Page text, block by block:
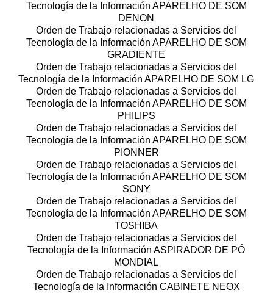
Tecnología de la Información APARELHO DE SOM
DENON
Orden de Trabajo relacionadas a Servicios del
Tecnología de la Información APARELHO DE SOM
GRADIENTE
Orden de Trabajo relacionadas a Servicios del
Tecnología de la Información APARELHO DE SOM LG
Orden de Trabajo relacionadas a Servicios del
Tecnología de la Información APARELHO DE SOM
PHILIPS
Orden de Trabajo relacionadas a Servicios del
Tecnología de la Información APARELHO DE SOM
PIONNER
Orden de Trabajo relacionadas a Servicios del
Tecnología de la Información APARELHO DE SOM
SONY
Orden de Trabajo relacionadas a Servicios del
Tecnología de la Información APARELHO DE SOM
TOSHIBA
Orden de Trabajo relacionadas a Servicios del
Tecnología de la Información ASPIRADOR DE PÓ
MONDIAL
Orden de Trabajo relacionadas a Servicios del
Tecnología de la Información CABINETE NEOX